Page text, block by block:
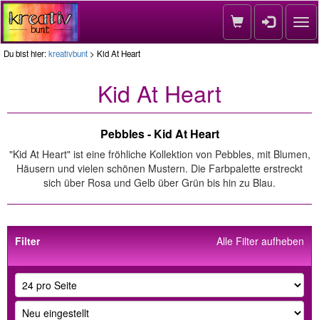
Du bist hier:kreativbunt > Kid At Heart
Kid At Heart
Pebbles - Kid At Heart
"Kid At Heart" ist eine fröhliche Kollektion von Pebbles, mit Blumen,
Häusern und vielen schönen Mustern. Die Farbpalette erstreckt
sich über Rosa und Gelb über Grün bis hin zu Blau.
Alle Filter aufheben
Filter